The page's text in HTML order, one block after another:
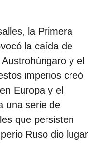
la Primera
la caída de
y el
imperios creó
Europa y el
una serie de
que persisten
Ruso dio lugar